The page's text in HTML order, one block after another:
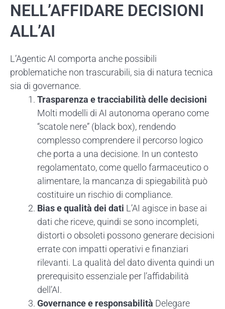
NELL’AFFIDARE DECISIONI
ALL’AI
L’Agentic AI comporta anche possibili
problematiche non trascurabili, sia di natura tecnica
sia di governance.
Trasparenza e tracciabilità delle decisioni
Molti modelli di AI autonoma operano come
“scatole nere” (black box), rendendo
complesso comprendere il percorso logico
che porta a una decisione. In un contesto
regolamentato, come quello farmaceutico o
alimentare, la mancanza di spiegabilità può
costituire un rischio di compliance.
Bias e qualità dei dati L’AI agisce in base ai
dati che riceve, quindi se sono incompleti,
distorti o obsoleti possono generare decisioni
errate con impatti operativi e finanziari
rilevanti. La qualità del dato diventa quindi un
prerequisito essenziale per l’affidabilità
dell’AI.
Governance e responsabilità Delegare